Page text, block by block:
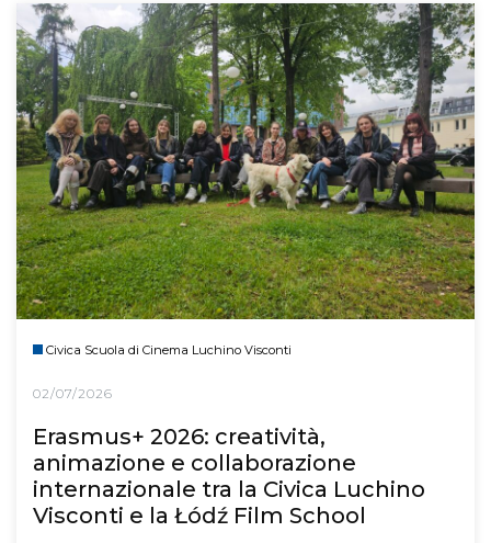
Civica Scuola di Cinema Luchino Visconti
02/07/2026
Erasmus+ 2026: creatività,
animazione e collaborazione
internazionale tra la Civica Luchino
Visconti e la Łódź Film School